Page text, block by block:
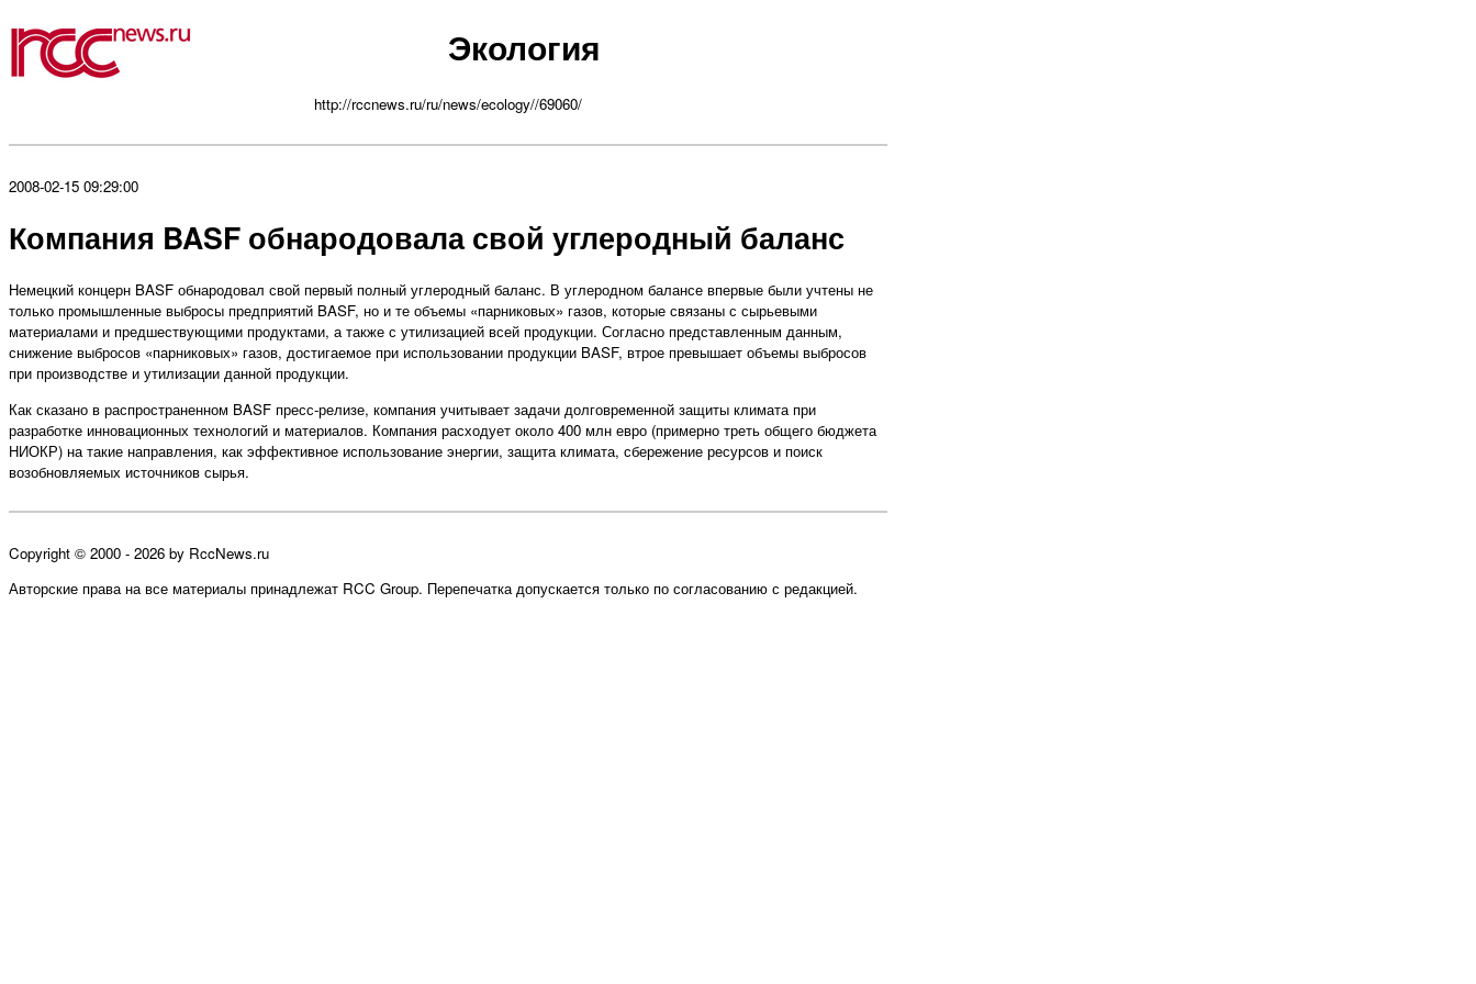
Экология
http://rccnews.ru/ru/news/ecology//69060/
2008-02-15 09:29:00
Компания BASF обнародовала свой углеродный баланс
Немецкий концерн BASF обнародовал свой первый полный углеродный баланс. В углеродном балансе впервые были учтены не
только промышленные выбросы предприятий BASF, но и те объемы «парниковых» газов, которые связаны с сырьевыми
материалами и предшествующими продуктами, а также с утилизацией всей продукции. Согласно представленным данным,
снижение выбросов «парниковых» газов, достигаемое при использовании продукции BASF, втрое превышает объемы выбросов
при производстве и утилизации данной продукции.
Как сказано в распространенном BASF пресс-релизе, компания учитывает задачи долговременной защиты климата при
разработке инновационных технологий и материалов. Компания расходует около 400 млн евро (примерно треть общего бюджета
НИОКР) на такие направления, как эффективное использование энергии, защита климата, сбережение ресурсов и поиск
возобновляемых источников сырья.
Copyright © 2000 - 2026 by RccNews.ru
Авторские права на все материалы принадлежат RCC Group. Перепечатка допускается только по согласованию с редакцией.